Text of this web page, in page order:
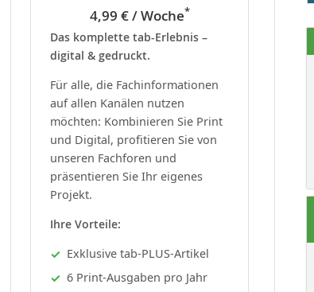
4,99 € / Woche*
Das komplette tab-Erlebnis –
digital & gedruckt.
Für alle, die Fachinformationen
auf allen Kanälen nutzen
möchten: Kombinieren Sie Print
und Digital, profitieren Sie von
unseren Fachforen und
präsentieren Sie Ihr eigenes
Projekt.
Ihre Vorteile:
Exklusive tab-PLUS-Artikel
6 Print-Ausgaben pro Jahr